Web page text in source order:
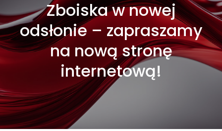
Zboiska w nowej
odsłonie – zapraszamy
na nową stronę
internetową!